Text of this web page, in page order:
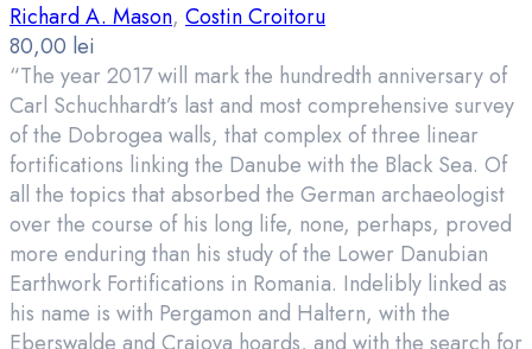
Richard A. Mason, Costin Croitoru
80,00 lei
“The year 2017 will mark the hundredth anniversary of
Carl Schuchhardt’s last and most comprehensive survey
of the Dobrogea walls, that complex of three linear
fortifications linking the Danube with the Black Sea. Of
all the topics that absorbed the German archaeologist
over the course of his long life, none, perhaps, proved
more enduring than his study of the Lower Danubian
Earthwork Fortifications in Romania. Indelibly linked as
his name is with Pergamon and Haltern, with the